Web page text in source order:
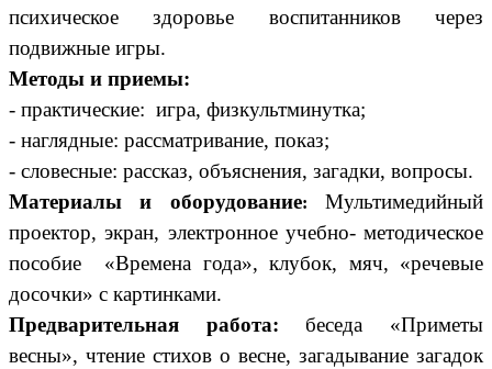
психическое здоровье воспитанников через
подвижные игры.
Методы и приемы:
- практические: игра, физкультминутка;
- наглядные: рассматривание, показ;
- словесные: рассказ, объяснения, загадки, вопросы.
Материалы и оборудование:
Мультимедийный
проектор, экран, электронное учебно- методическое
пособие «Времена года», клубок, мяч, «речевые
досочки» с картинками.
Предварительная работа:беседа «Приметы
весны», чтение стихов о весне, загадывание загадок